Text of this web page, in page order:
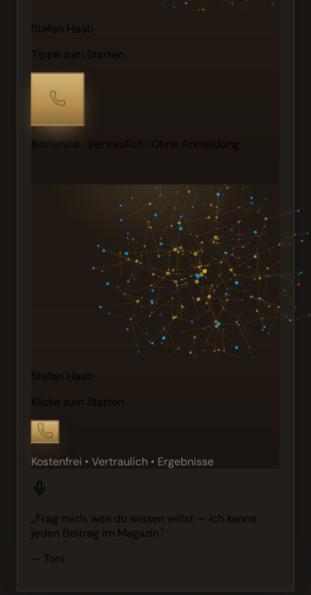
Stefan Haab
Tippe zum Starten
Kostenlos · Vertraulich · Ohne Anmeldung
Stefan Haab
Klicke zum Starten
Kostenfrei • Vertraulich • Ergebnisse
„Frag mich, was du wissen willst — ich kenne
jeden Beitrag im Magazin."
— Toni